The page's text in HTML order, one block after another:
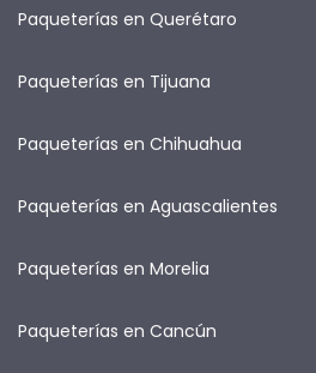
Paqueterías en Querétaro
Paqueterías en Tijuana
Paqueterías en Chihuahua
Paqueterías en Aguascalientes
Paqueterías en Morelia
Paqueterías en Cancún